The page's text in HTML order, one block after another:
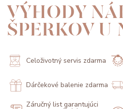
VÝHODY
ŠPERKOV U
Celoživotný servis zdarma
Dárčekové balenie zdarma
Záručný list garantujúci